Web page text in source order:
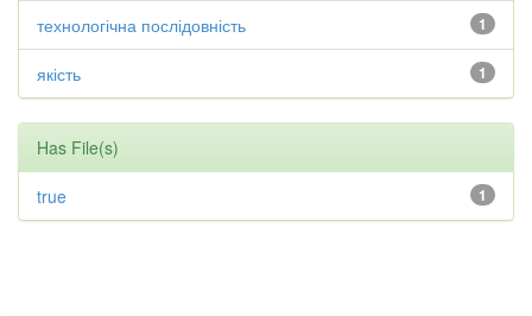
1
технологічна послідовність
1
якість
Has File(s)
1
true